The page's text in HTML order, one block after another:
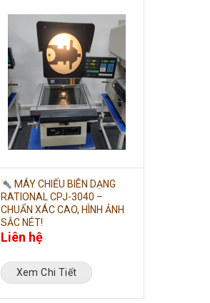
MÁY CHIẾU BIÊN DẠNG
RATIONAL CPJ-3040 –
CHUẨN XÁC CAO, HÌNH ẢNH
SẮC NÉT!
Liên hệ
Xem Chi Tiết